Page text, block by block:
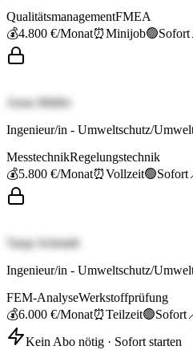
QualitätsmanagementFMEA
💰4.800 €/Monat⏰Minijob🟢Sofort
Anna Müller
Ingenieur/in - Umweltschutz/
MesstechnikRegelungstechnik
💰5.800 €/Monat⏰Vollzeit🟢Sofort
Tanja Schmidt
Ingenieur/in - Umweltschutz/
FEM-AnalyseWerkstoffprüfung
💰6.000 €/Monat⏰Teilzeit🟢Sofort
Kein Abo nötig · Sofort starten